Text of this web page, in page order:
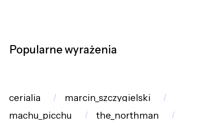
Popularne wyrażenia
cerialia
marcin_szczygielski
machu_picchu
the_northman